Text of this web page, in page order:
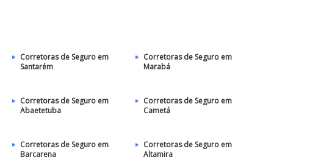
Corretoras de Seguro em
Santarém
Corretoras de Seguro em
Marabá
Corretoras de Seguro em
Abaetetuba
Corretoras de Seguro em
Cametá
Corretoras de Seguro em
Barcarena
Corretoras de Seguro em
Altamira